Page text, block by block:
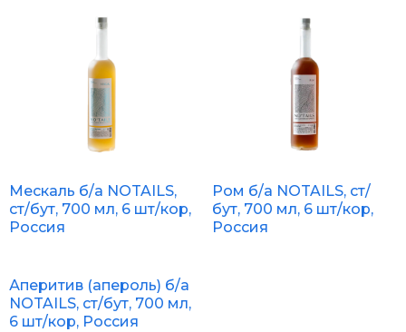
Мескаль б/а NOTAILS,
ст/бут, 700 мл, 6 шт/кор,
Россия
Ром б/а NOTAILS, ст/
бут, 700 мл, 6 шт/кор,
Россия
Аперитив (апероль) б/а
NOTAILS, ст/бут, 700 мл,
6 шт/кор, Россия